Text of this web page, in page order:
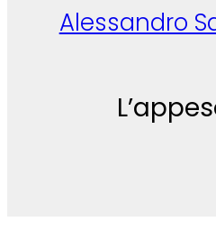
Alessandro